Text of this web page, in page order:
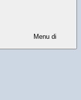
Menu di